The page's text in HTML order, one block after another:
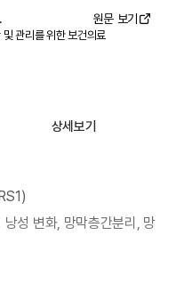
원문 보기
관리를 위한 보건의료
상세보기
낭성 변화, 망막층간분리, 망